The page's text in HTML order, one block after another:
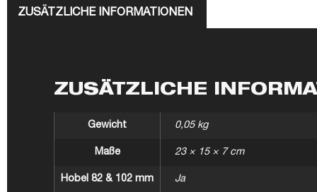
ZUSÄTZLICHE INFORMATIONEN
ZUSÄTZLICHE
Gewicht 0,05 kg
Maße 23 × 15 × 7 cm
Hobel 82 & 102 mm Ja